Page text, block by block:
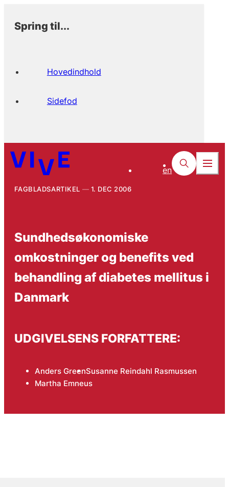
Spring til...
Hovedindhold
Sidefod
en
FAGBLADSARTIKEL 1. DEC 2006
Sundhedsøkonomiske
omkostninger og benefits ved
behandling af diabetes mellitus i
Danmark
UDGIVELSENS FORFATTERE:
Anders GreenSusanne Reindahl Rasmussen
Martha Emneus